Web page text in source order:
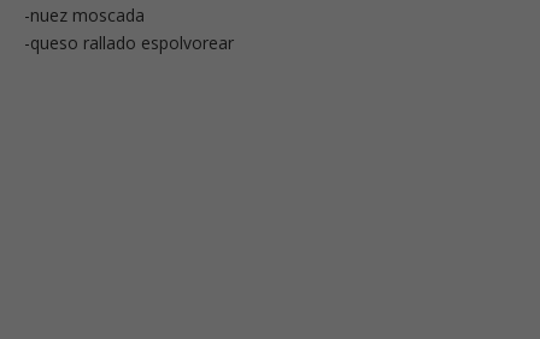
-nuez moscada
-queso rallado espolvorear